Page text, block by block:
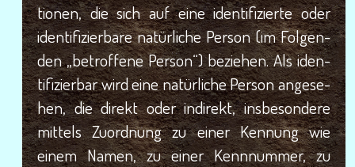
tio­nen, die sich auf eine iden­ti­fi­zier­te oder
iden­ti­fi­zier­ba­re natür­li­che Per­son (im Fol­gen­
den „betrof­fe­ne Per­son“) bezie­hen. Als iden­
ti­fi­zier­bar wird eine natür­li­che Per­son ange­se­
hen, die direkt oder indi­rekt, ins­be­son­de­re
mit­tels Zuord­nung zu einer Ken­nung wie
einem Namen, zu einer Kenn­num­mer, zu